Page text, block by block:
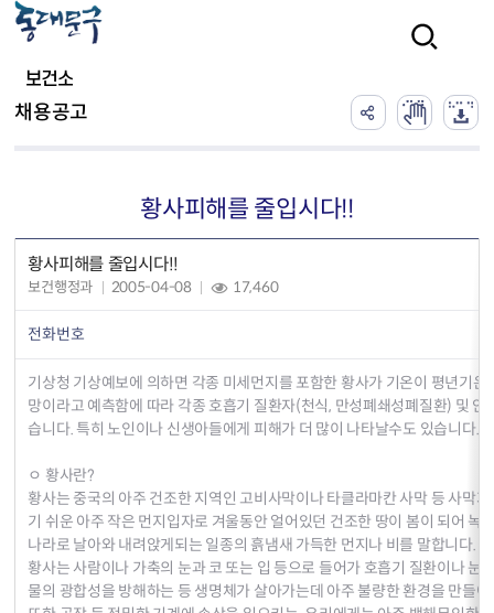
보건소
채용공고
황사피해를 줄입시다!!
황사피해를 줄입시다!!
보건행정과 2005-04-08 17,460
전화번호
기상청 기상예보에 의하면 각종 미세먼지를 포함한 황사가 기온이 평년기
망이라고 예측함에 따라 각종 호흡기 질환자(천식, 만성폐쇄성폐질환) 및 안
습니다. 특히 노인이나 신생아들에게 피해가 더 많이 나타날수도 있습니다.
ㅇ 황사란?
황사는 중국의 아주 건조한 지역인 고비사막이나 타클라마칸 사막 등 사막
기 쉬운 아주 작은 먼지입자로 겨울동안 얼어있던 건조한 땅이 봄이 되어 녹
나라로 날아와 내려앉게되는 일종의 흙냄새 가득한 먼지나 비를 말합니다.
황사는 사람이나 가축의 눈과 코 또는 입 등으로 들어가 호흡기 질환이나 눈
물의 광합성을 방해하는 등 생명체가 살아가는데 아주 불량한 환경을 만들어